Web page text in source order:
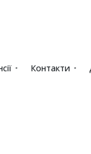
Контакти